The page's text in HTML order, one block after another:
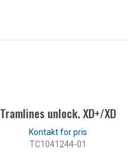
Tramlines unlock. XD+/XD
TC1041244-01